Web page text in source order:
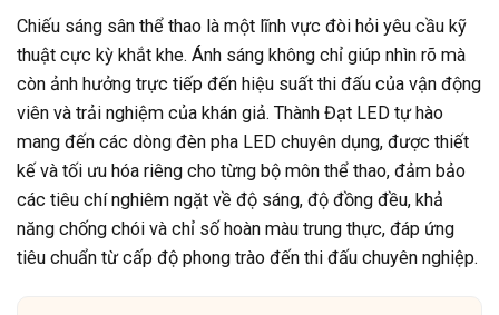
Chiếu sáng sân thể thao là một lĩnh vực đòi hỏi yêu cầu kỹ
thuật cực kỳ khắt khe. Ánh sáng không chỉ giúp nhìn rõ mà
còn ảnh hưởng trực tiếp đến hiệu suất thi đấu của vận động
viên và trải nghiệm của khán giả. Thành Đạt LED tự hào
mang đến các dòng đèn pha LED chuyên dụng, được thiết
kế và tối ưu hóa riêng cho từng bộ môn thể thao, đảm bảo
các tiêu chí nghiêm ngặt về độ sáng, độ đồng đều, khả
năng chống chói và chỉ số hoàn màu trung thực, đáp ứng
tiêu chuẩn từ cấp độ phong trào đến thi đấu chuyên nghiệp.